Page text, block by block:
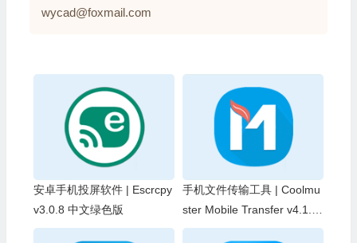
wycad@foxmail.com
安卓手机投屏软件 | Escrcpy
v3.0.8 中文绿色版
手机文件传输工具 | Coolmu
ster Mobile Transfer v4.1.2
2 中文绿色版